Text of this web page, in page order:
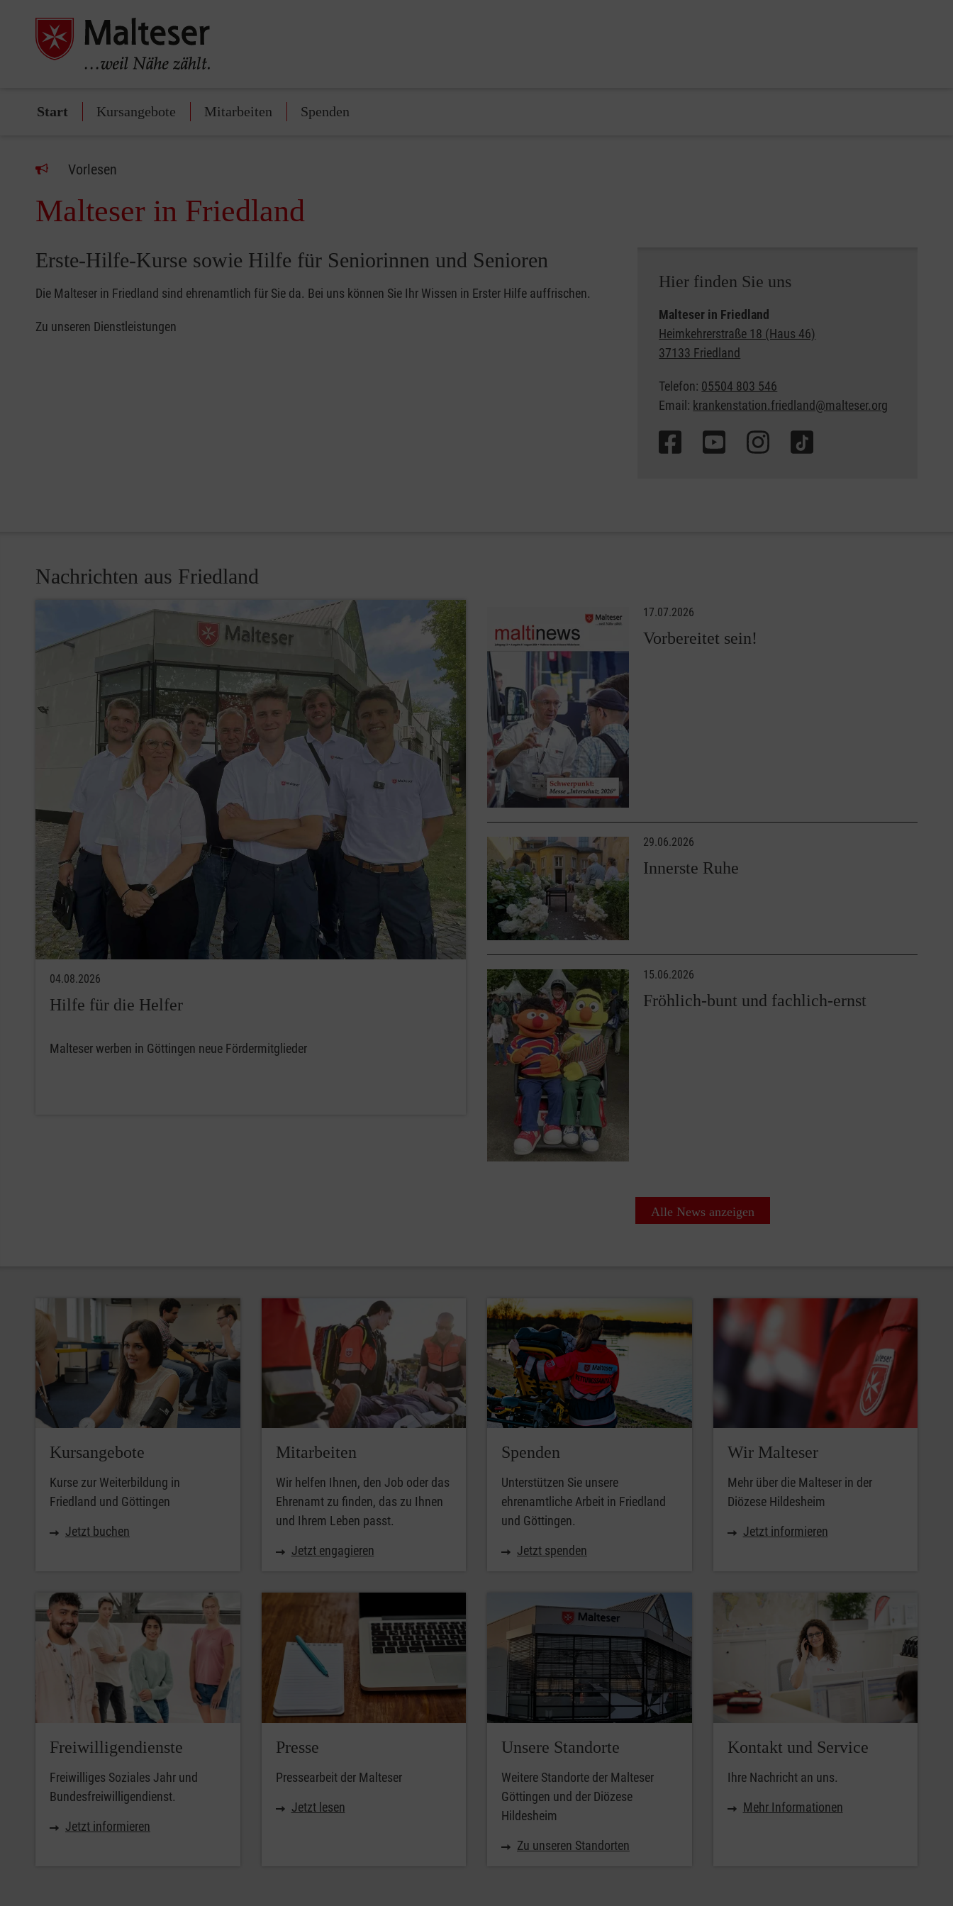
Start Kursangebote Mitarbeiten Spenden
Vorlesen
Malteser in Friedland
Erste-Hilfe-Kurse sowie Hilfe für Seniorinnen und Senioren
Die Malteser in Friedland sind ehrenamtlich für Sie da. Bei uns können Sie Ihr Wissen in Erster Hilfe auffrischen.
Zu unseren Dienstleistungen
Hier finden Sie uns
Malteser in Friedland
Heimkehrerstraße 18 (Haus 46)
37133 Friedland
Telefon: 05504 803 546
Email: krankenstation.friedland@malteser.org
Nachrichten aus Friedland
04.08.2026
Hilfe für die Helfer
Malteser werben in Göttingen neue Fördermitglieder
17.07.2026
Vorbereitet sein!
29.06.2026
Innerste Ruhe
15.06.2026
Fröhlich-bunt und fachlich-ernst
Alle News anzeigen
Kursangebote
Kurse zur Weiterbildung in
Friedland und Göttingen
Jetzt buchen
Mitarbeiten
Wir helfen Ihnen, den Job oder das
Ehrenamt zu finden, das zu Ihnen
und Ihrem Leben passt.
Jetzt engagieren
Spenden
Unterstützen Sie unsere
ehrenamtliche Arbeit in Friedland
und Göttingen.
Jetzt spenden
Wir Malteser
Mehr über die Malteser in der
Diözese Hildesheim
Jetzt informieren
Freiwilligendienste
Freiwilliges Soziales Jahr und
Bundesfreiwilligendienst.
Jetzt informieren
Presse
Pressearbeit der Malteser
Jetzt lesen
Unsere Standorte
Weitere Standorte der Malteser
Göttingen und der Diözese
Hildesheim
Zu unseren Standorten
Kontakt und Service
Ihre Nachricht an uns.
Mehr Informationen